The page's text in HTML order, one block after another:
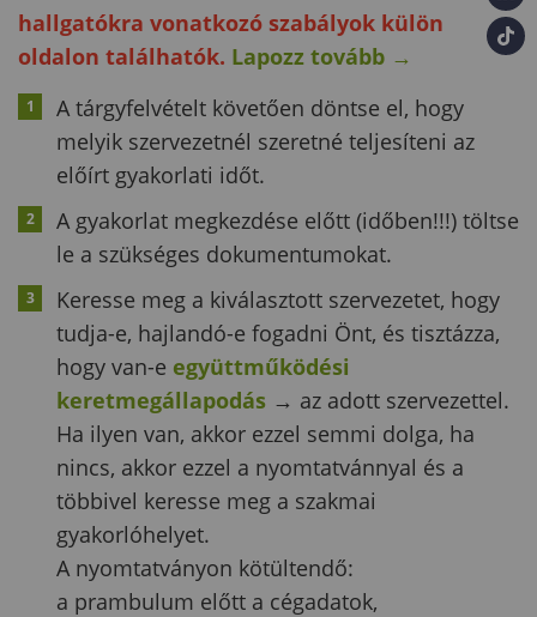
hallgatókra vonatkozó szabályok külön
oldalon találhatók. Lapozz tovább →
A tárgyfelvételt követően döntse el, hogy
melyik szervezetnél szeretné teljesíteni az
előírt gyakorlati időt.
A gyakorlat megkezdése előtt (időben!!!) töltse
le a szükséges dokumentumokat.
Keresse meg a kiválasztott szervezetet, hogy
tudja-e, hajlandó-e fogadni Önt, és tisztázza,
hogy van-e együttműködési
keretmegállapodás → az adott szervezettel.
Ha ilyen van, akkor ezzel semmi dolga, ha
nincs, akkor ezzel a nyomtatvánnyal és a
többivel keresse meg a szakmai
gyakorlóhelyet.
A nyomtatványon kötültendő:
a prambulum előtt a cégadatok,